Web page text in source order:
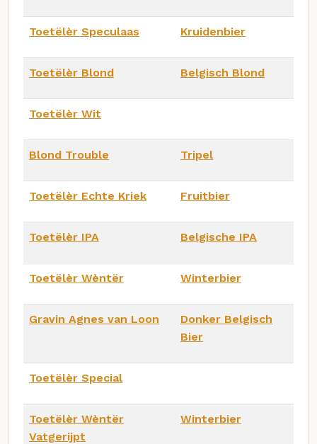
Toetëlèr Speculaas Kruidenbier
Toetëlèr Blond Belgisch Blond
Toetëlèr Wit
Blond Trouble Tripel
Toetëlèr Echte Kriek Fruitbier
Toetëlèr IPA Belgische IPA
Toetëlèr Wèntër Winterbier
Gravin Agnes van Loon
Donker Belgisch
Bier
Toetëlèr Special
Toetëlèr Wèntër
Vatgerijpt
Winterbier